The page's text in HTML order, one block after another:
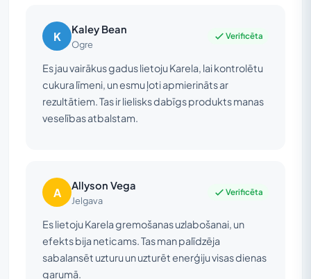
K Kaley Bean
Ogre
Verificēta
Es jau vairākus gadus lietoju Karela, lai kontrolētu
cukura līmeni, un esmu ļoti apmierināts ar
rezultātiem. Tas ir lielisks dabīgs produkts manas
veselības atbalstam.
A Allyson Vega
Jelgava
Verificēta
Es lietoju Karela gremošanas uzlabošanai, un
efekts bija neticams. Tas man palīdzēja
sabalansēt uzturu un uzturēt enerģiju visas dienas
garumā.